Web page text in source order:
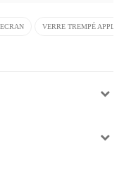
VERRE TREMPÉ APPLE